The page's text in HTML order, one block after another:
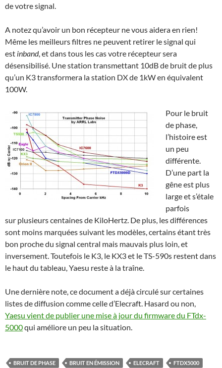
de votre signal.
A notez qu’avoir un bon récepteur ne vous aidera en rien!
Même les meilleurs filtres ne peuvent retirer le signal qui
est inband, et dans tous les cas votre récepteur sera
désensibilisé. Une station transmettant 10dB de bruit de plus
qu’un K3 transformera la station DX de 1kW en équivalent
100W.
Pour le bruit
de phase,
l’histoire est
un peu
différente.
D’une part la
gêne est plus
large et s’étale
parfois
sur plusieurs centaines de KiloHertz. De plus, les différences
sont moins marquées suivant les modèles, certains étant très
bon proche du signal central mais mauvais plus loin, et
inversement. Toutefois le K3, le KX3 et le TS-590s restent dans
le haut du tableau, Yaesu reste à la traîne.
Une dernière note, ce document a déjà circulé sur certaines
listes de diffusion comme celle d’Elecraft. Hasard ou non,
Yaesu vient de publier une mise à jour du firmware du FTdx-
5000qui améliore un peu la situation.
BRUIT DE PHASE BRUIT EN ÉMISSION ELECRAFT
FTDX5000